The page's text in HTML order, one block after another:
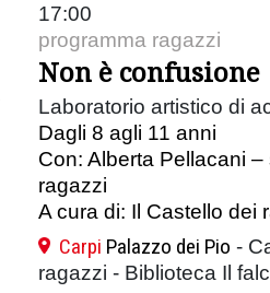
17:00
programma ragazzi
Non è confusione
Laboratorio artistico di
Dagli 8 agli 11 anni
Con: Alberta Pellacani
ragazzi
A cura di: Il Castello dei
Carpi Palazzo dei Pio -
ragazzi - Biblioteca Il